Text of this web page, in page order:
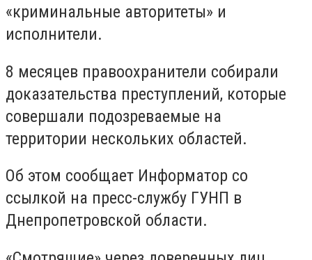
«криминальные авторитеты» и
исполнители.
8 месяцев правоохранители собирали
доказательства преступлений, которые
совершали подозреваемые на
территории нескольких областей.
Об этом сообщает Информатор со
ссылкой на пресс-службу ГУНП в
Днепропетровской области.